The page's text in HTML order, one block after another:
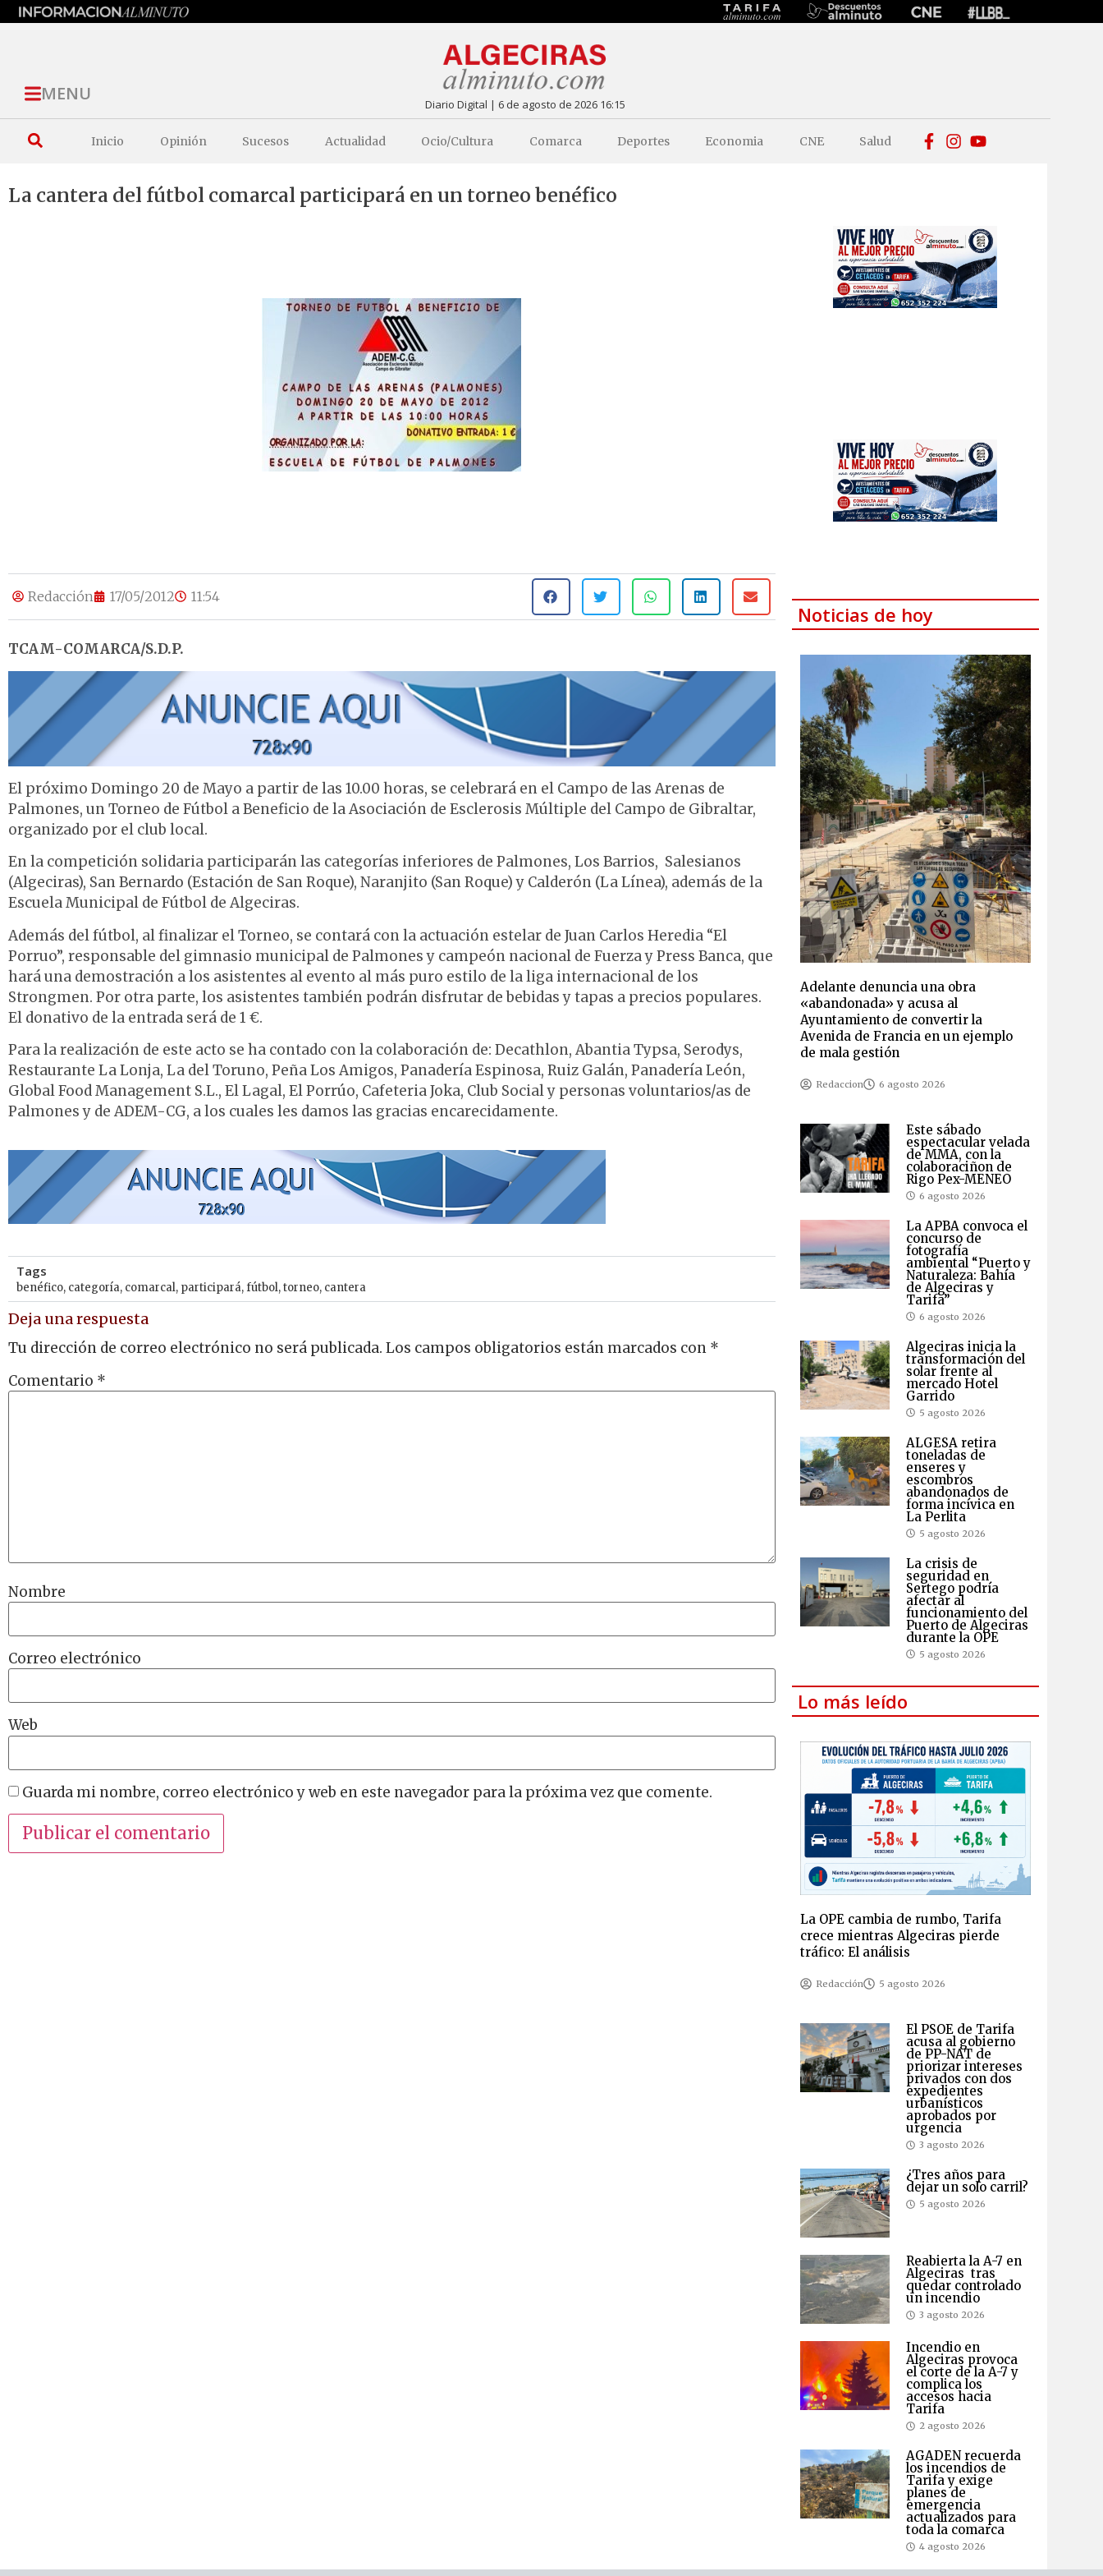
MENU Diario Digital | 6 de agosto de 2026 16:15
Inicio Opinión Sucesos Actualidad Ocio/Cultura Comarca Deportes Economia CNE Salud
La cantera del fútbol comarcal participará en un torneo benéfico
Redacción 17/05/2012 11:54
TCAM-COMARCA/S.D.P.
El próximo Domingo 20 de Mayo a partir de las 10.00 horas, se celebrará en el Campo de las Arenas de
Palmones, un Torneo de Fútbol a Beneficio de la Asociación de Esclerosis Múltiple del Campo de Gibraltar,
organizado por el club local.
En la competición solidaria participarán las categorías inferiores de Palmones, Los Barrios, Salesianos
(Algeciras), San Bernardo (Estación de San Roque), Naranjito (San Roque) y Calderón (La Línea), además de la
Escuela Municipal de Fútbol de Algeciras.
Además del fútbol, al finalizar el Torneo, se contará con la actuación estelar de Juan Carlos Heredia “El
Porruo”, responsable del gimnasio municipal de Palmones y campeón nacional de Fuerza y Press Banca, que
hará una demostración a los asistentes al evento al más puro estilo de la liga internacional de los
Strongmen. Por otra parte, los asistentes también podrán disfrutar de bebidas y tapas a precios populares.
El donativo de la entrada será de 1 €.
Para la realización de este acto se ha contado con la colaboración de: Decathlon, Abantia Typsa, Serodys,
Restaurante La Lonja, La del Toruno, Peña Los Amigos, Panadería Espinosa, Ruiz Galán, Panadería León,
Global Food Management S.L., El Lagal, El Porrúo, Cafeteria Joka, Club Social y personas voluntarios/as de
Palmones y de ADEM-CG, a los cuales les damos las gracias encarecidamente.
Tags
benéfico, categoría, comarcal, participará,fútbol,torneo, cantera
Deja una respuesta
Tu dirección de correo electrónico no será publicada. Los campos obligatorios están marcados con *
Comentario *
Nombre
Correo electrónico
Web
Guarda mi nombre, correo electrónico y web en este navegador para la próxima vez que comente.
Noticias de hoy
Adelante denuncia una obra
«abandonada» y acusa al
Ayuntamiento de convertir la
Avenida de Francia en un ejemplo
de mala gestión
Redaccion 6 agosto 2026
Este sábado
espectacular velada
de MMA, con la
colaboraciñon de
Rigo Pex-MENEO
6 agosto 2026
La APBA convoca el
concurso de
fotografía
ambiental “Puerto y
Naturaleza: Bahía
de Algeciras y
Tarifa”
6 agosto 2026
Algeciras inicia la
transformación del
solar frente al
mercado Hotel
Garrido
5 agosto 2026
ALGESA retira
toneladas de
enseres y
escombros
abandonados de
forma incívica en
La Perlita
5 agosto 2026
La crisis de
seguridad en
Sertego podría
afectar al
funcionamiento del
Puerto de Algeciras
durante la OPE
5 agosto 2026
Lo más leído
La OPE cambia de rumbo, Tarifa
crece mientras Algeciras pierde
tráfico: El análisis
Redacción 5 agosto 2026
El PSOE de Tarifa
acusa al gobierno
de PP-NAT de
priorizar intereses
privados con dos
expedientes
urbanísticos
aprobados por
urgencia
3 agosto 2026
¿Tres años para
dejar un solo carril?
5 agosto 2026
Reabierta la A-7 en
Algeciras tras
quedar controlado
un incendio
3 agosto 2026
Incendio en
Algeciras provoca
el corte de la A-7 y
complica los
accesos hacia
Tarifa
2 agosto 2026
AGADEN recuerda
los incendios de
Tarifa y exige
planes de
emergencia
actualizados para
toda la comarca
4 agosto 2026